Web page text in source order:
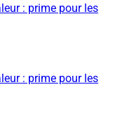
: prime pour les
: prime pour les